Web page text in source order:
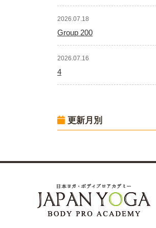
2026.07.18
Group 200
2026.07.16
4
更新月別